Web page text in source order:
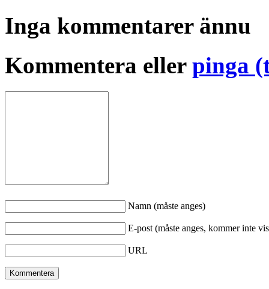
Inga kommentarer ännu
Kommentera eller pinga
Namn (måste anges)
E-post (måste anges, kommer inte
URL